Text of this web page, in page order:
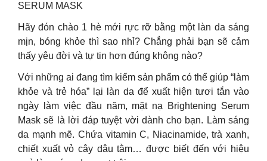
SERUM MASK
Hãy đón chào 1 hè mới rực rỡ bằng một làn da sáng
mịn, bóng khỏe thì sao nhỉ? Chẳng phải bạn sẽ cảm
thấy yêu đời và tự tin hơn đúng không nào?
Với những ai đang tìm kiếm sản phẩm có thể giúp “làm
khỏe và trẻ hóa” lại làn da để xuất hiện tươi tắn vào
ngày làm việc đầu năm, mặt nạ Brightening Serum
Mask sẽ là lời đáp tuyệt vời dành cho bạn. Làm sáng
da mạnh mẽ. Chứa vitamin C, Niacinamide, trà xanh,
chiết xuất vỏ cây dâu tằm… được biết đến với hiệu